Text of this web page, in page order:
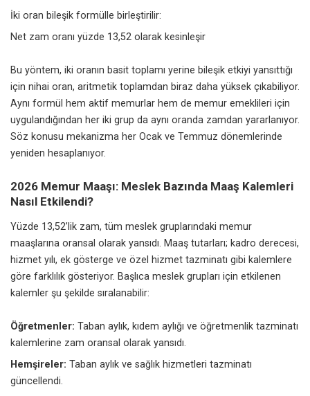
İki oran bileşik formülle birleştirilir:
Net zam oranı yüzde 13,52 olarak kesinleşir
Bu yöntem, iki oranın basit toplamı yerine bileşik etkiyi yansıttığı
için nihai oran, aritmetik toplamdan biraz daha yüksek çıkabiliyor.
Aynı formül hem aktif memurlar hem de memur emeklileri için
uygulandığından her iki grup da aynı oranda zamdan yararlanıyor.
Söz konusu mekanizma her Ocak ve Temmuz dönemlerinde
yeniden hesaplanıyor.
2026 Memur Maaşı: Meslek Bazında Maaş Kalemleri
Nasıl Etkilendi?
Yüzde 13,52’lik zam, tüm meslek gruplarındaki memur
maaşlarına oransal olarak yansıdı. Maaş tutarları; kadro derecesi,
hizmet yılı, ek gösterge ve özel hizmet tazminatı gibi kalemlere
göre farklılık gösteriyor. Başlıca meslek grupları için etkilenen
kalemler şu şekilde sıralanabilir:
Öğretmenler: Taban aylık, kıdem aylığı ve öğretmenlik tazminatı
kalemlerine zam oransal olarak yansıdı.
Hemşireler: Taban aylık ve sağlık hizmetleri tazminatı
güncellendi.